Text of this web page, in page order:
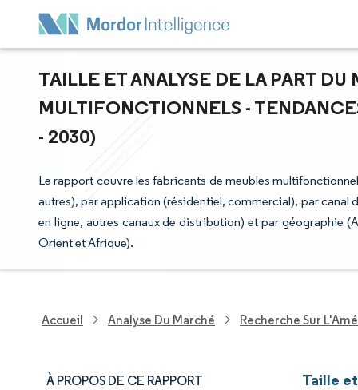
TAILLE ET ANALYSE DE LA PART DU
MULTIFONCTIONNELS -
- 2030)
Le rapport couvre les fabricants de meubles
autres), par application (résidentiel, commercial), par canal
en ligne, autres canaux de distribution) et par géographie
Orient et Afrique).
Accueil Analyse Du Marché Recherche Sur
À PROPOS DE CE RAPPORT Taille